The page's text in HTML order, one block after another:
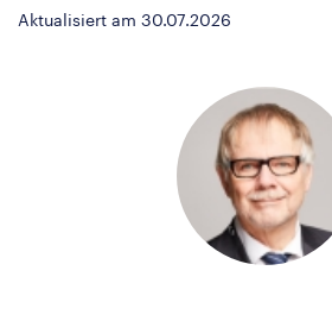
Aktualisiert am 30.07.2026